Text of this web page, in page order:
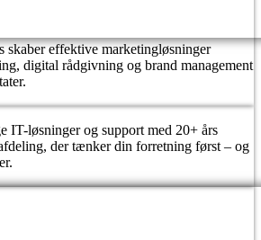
effektive marketingløsninger
digital rådgivning og brand management
IT-løsninger og support med 20+ års
der tænker din forretning først – og